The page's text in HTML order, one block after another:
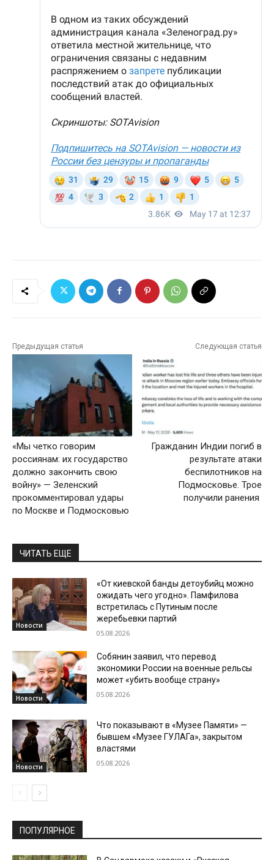
Предыдущая статья
«Мы четко говорим
россиянам: их государство
должно закончить свою
войну» — Зеленский
прокомментировал удары
по Москве и Подмосковью
Следующая статья
Гражданин Индии погиб в
результате атаки
беспилотников на
Подмосковье. Трое
получили ранения
ЧИТАТЬ ЕЩЕ
Новости
«От киевской банды детоубийц можно
ожидать чего угодно». Памфилова
встретилась с Путиным после
жеребьевки партий
05.08.2026
Новости
Собянин заявил, что перевод
экономики России на военные рельсы
может «убить вообще страну»
05.08.2026
Новости
Что показывают в «Музее Памяти» —
бывшем «Музее ГУЛАГа», закрытом
властями
05.08.2026
ПОПУЛЯРНОЕ